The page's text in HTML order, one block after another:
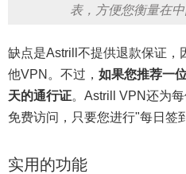
表，方便您衡量在
缺点是Astrill不提供退款保证，
他VPN。不过， 如果您推荐一
天的通行证。Astrill VPN还为
免费访问，只要您进行"每日签
实用的功能